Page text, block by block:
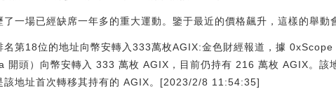
了一場已經缺席一年多的重大運動。鑒于最近的價格飆升，這樣的舉動
名第18位的地址向幣安轉入333萬枚AGIX:金色財經報道，據
開頭）向幣安轉入 333 萬枚 AGIX，目前仍持有 216 萬枚 AGIX。
該地址首次轉移其持有的 AGIX。[2023/2/8 11:54:35]